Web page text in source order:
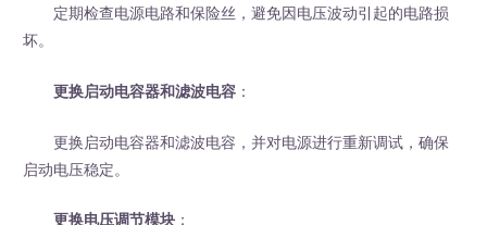
定期检查电源电路和保险丝，避免因电压波动引起的电路损
坏。
更换启动电容器和滤波电容 ：
更换启动电容器和滤波电容，并对电源进行重新调试，确保
启动电压稳定。
更换电压调节模块 ：